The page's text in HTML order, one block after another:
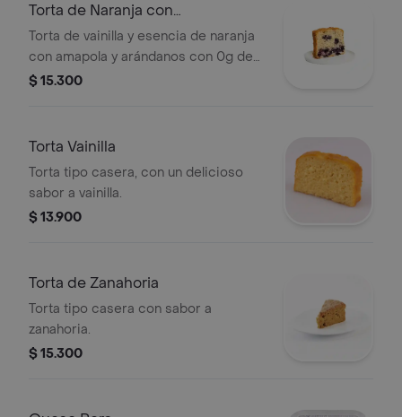
Torta de Naranja con
Arándanos&Amapola
Torta de vainilla y esencia de naranja
con amapola y arándanos con 0g de
azúcar añadida.
$ 15.300
Torta Vainilla
Torta tipo casera, con un delicioso
sabor a vainilla.
$ 13.900
Torta de Zanahoria
Torta tipo casera con sabor a
zanahoria.
$ 15.300